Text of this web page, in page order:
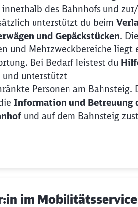
innerhalb des Bahnhofs und
unterstützt du beim
und Gepäckstücken. Die
und Mehrzweckbereiche liegt
Bei Bedarf leistest du
und unterstützt
Personen am Bahnsteig.
Information und Betreuung
und auf dem Bahnsteig
im Mobilitätsservice